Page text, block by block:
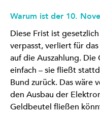
Warum ist der 10.
Diese Frist ist
verpasst, verliert für
auf die Auszahlung.
einfach – sie fließt
Bund zurück. Das wäre
den Ausbau der
Geldbeutel fließen